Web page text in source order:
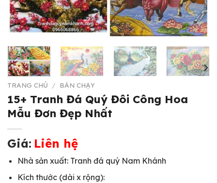
TRANG CHỦ / BÁN CHẠY
15+ Tranh Đá Quý Đôi Công Hoa
Mẫu Đơn Đẹp Nhất
Giá: Liên hệ
Nhà sản xuất: Tranh đá quý Nam Khánh
Kích thước (dài x rộng):